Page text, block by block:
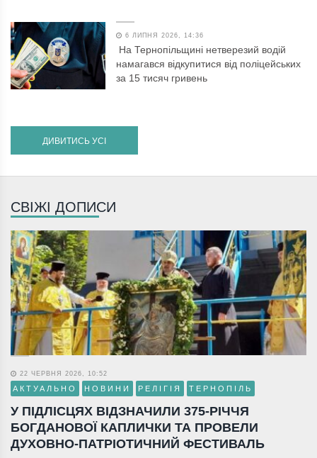
6 ЛИПНЯ 2026, 14:36
На Тернопільщині нетверезий водій
намагався відкупитися від поліцейських
за 15 тисяч гривень
ДИВИТИСЬ УСІ
СВІЖІ ДОПИСИ
22 ЧЕРВНЯ 2026, 10:52
АКТУАЛЬНО НОВИНИ РЕЛІГІЯ ТЕРНОПІЛЬ
У ПІДЛІСЦЯХ ВІДЗНАЧИЛИ 375-РІЧЧЯ
БОГДАНОВОЇ КАПЛИЧКИ ТА ПРОВЕЛИ
ДУХОВНО-ПАТРІОТИЧНИЙ ФЕСТИВАЛЬ